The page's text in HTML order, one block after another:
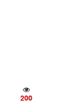
200